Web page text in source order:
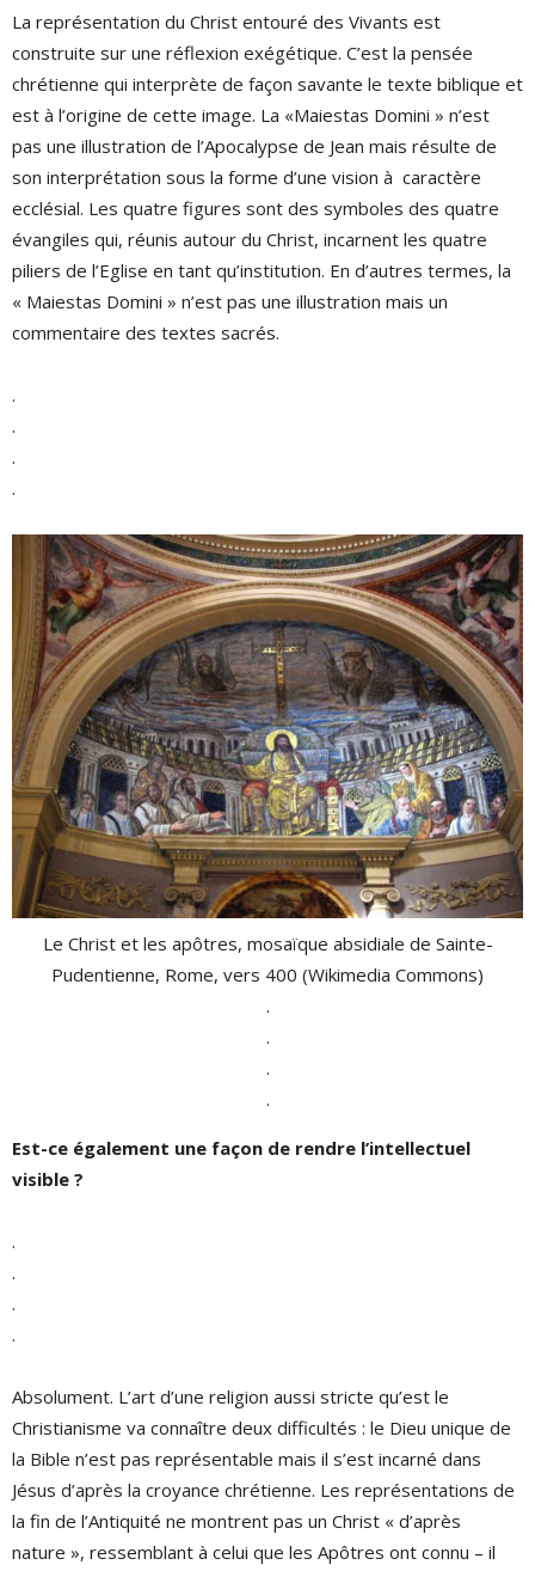
La représentation du Christ entouré des Vivants est
construite sur une réflexion exégétique. C’est la pensée
chrétienne qui interprète de façon savante le texte biblique et
est à l’origine de cette image. La «Maiestas Domini » n’est
pas une illustration de l’Apocalypse de Jean mais résulte de
son interprétation sous la forme d’une vision à caractère
ecclésial. Les quatre figures sont des symboles des quatre
évangiles qui, réunis autour du Christ, incarnent les quatre
piliers de l’Eglise en tant qu’institution. En d’autres termes, la
« Maiestas Domini » n’est pas une illustration mais un
commentaire des textes sacrés.
.
.
.
.
Le Christ et les apôtres, mosaïque absidiale de Sainte-
Pudentienne, Rome, vers 400 (Wikimedia Commons)
.
.
.
.
Est-ce également une façon de rendre l’intellectuel
visible ?
.
.
.
.
Absolument. L’art d’une religion aussi stricte qu’est le
Christianisme va connaître deux difficultés : le Dieu unique de
la Bible n’est pas représentable mais il s’est incarné dans
Jésus d’après la croyance chrétienne. Les représentations de
la fin de l’Antiquité ne montrent pas un Christ « d’après
nature », ressemblant à celui que les Apôtres ont connu – il